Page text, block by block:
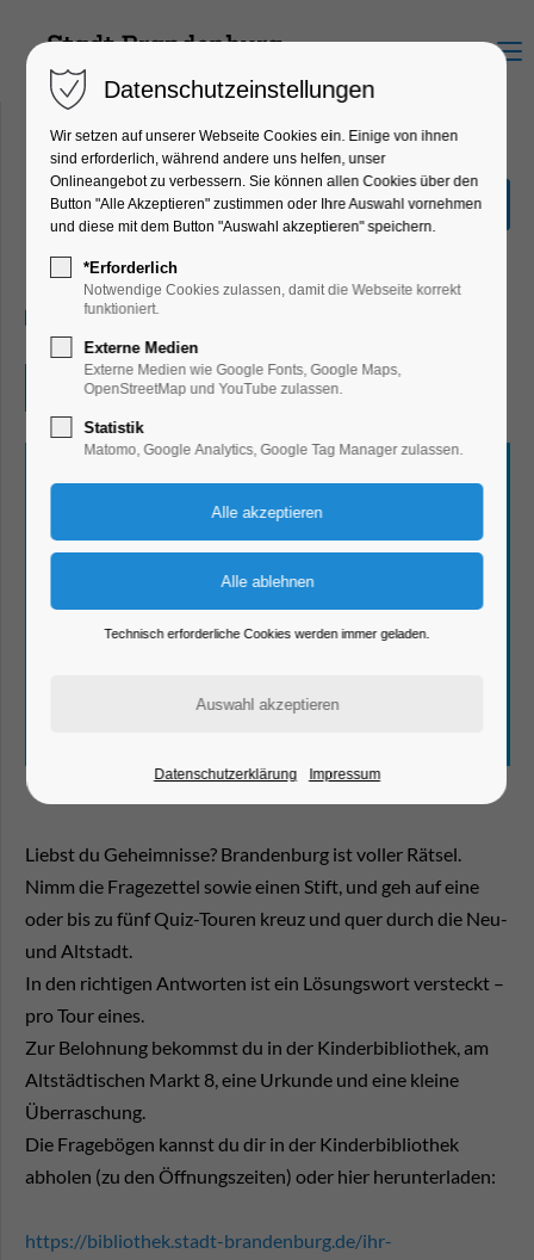
Menu
Quiz-Tour
Ferienkalender, Kinder, Jugend, Mitmach-
Aktion
24.10.2024, 10:00–17:00
Eintritt frei
Liebst du Geheimnisse? Brandenburg ist voller Rätsel.
Nimm die Fragezettel sowie einen Stift, und geh auf eine
oder bis zu fünf Quiz-Touren kreuz und quer durch die Neu-
und Altstadt.
In den richtigen Antworten ist ein Lösungswort versteckt –
pro Tour eines.
Zur Belohnung bekommst du in der Kinderbibliothek, am
Altstädtischen Markt 8, eine Urkunde und eine kleine
Überraschung.
Die Fragebögen kannst du dir in der Kinderbibliothek
abholen (zu den Öffnungszeiten) oder hier herunterladen:
https://bibliothek.stadt-brandenburg.de/ihr-
Datenschutzeinstellungen
Wir setzen auf unserer Webseite Cookies ein. Einige von ihnen
sind erforderlich, während andere uns helfen, unser
Onlineangebot zu verbessern. Sie können allen Cookies über den
Button "Alle Akzeptieren" zustimmen oder Ihre Auswahl vornehmen
und diese mit dem Button "Auswahl akzeptieren" speichern.
*Erforderlich
Notwendige Cookies zulassen, damit die Webseite korrekt
funktioniert.
Externe Medien
Externe Medien wie Google Fonts, Google Maps,
OpenStreetMap und YouTube zulassen.
Statistik
Matomo, Google Analytics, Google Tag Manager zulassen.
Technisch erforderliche Cookies werden immer geladen.
Datenschutzerklärung Impressum